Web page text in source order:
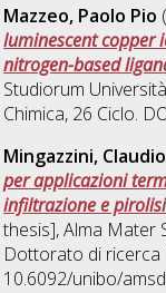
Mazzeo, Paolo Pio
luminescent copper
nitrogen-based
Studiorum
Chimica, 26 Ciclo.
Mingazzini, Claudio
per applicazioni
infiltrazione e
thesis], Alma Mater
Dottorato di ricerca
10.6092/unibo/